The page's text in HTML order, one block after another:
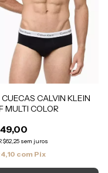
CUECAS CALVIN KLEIN
MULTI COLOR
sem juros
com Pix